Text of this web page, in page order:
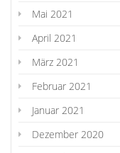
Mai 2021
April 2021
März 2021
Februar 2021
Januar 2021
Dezember 2020